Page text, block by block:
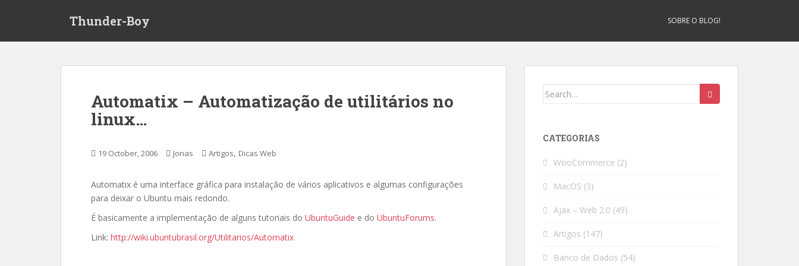
Thunder-Boy SOBRE O BLOG!
Automatix – Automatização de utilitários no
linux…
19 October, 2006 Jonas Artigos, Dicas Web
Automatix é uma interface gráfica para instalação de vários aplicativos e algumas configurações
para deixar o Ubuntu mais redondo.
É basicamente a implementação de alguns tutoriais do UbuntuGuide e do UbuntuForums.
Link: http://wiki.ubuntubrasil.org/Utilitarios/Automatix
Search
CATEGORIAS
WooCommerce (2)
MacOS (3)
Ajax – Web 2.0 (49)
Artigos (147)
Banco de Dados (54)